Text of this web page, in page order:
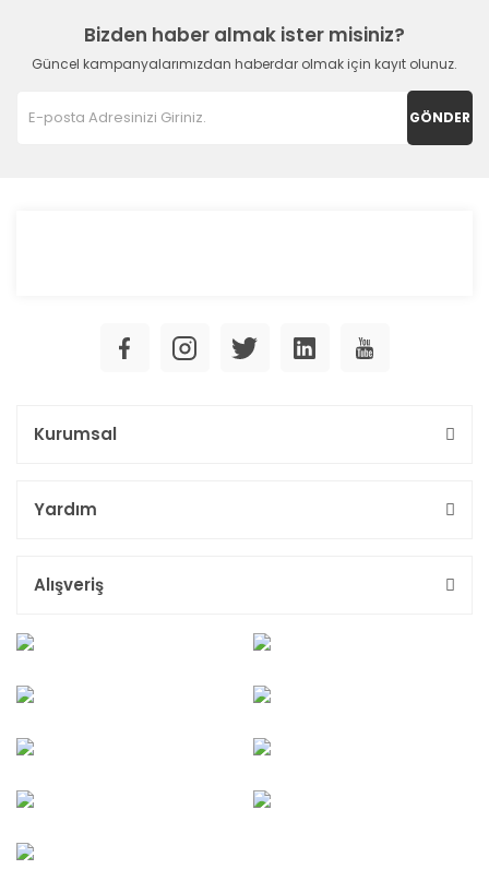
Bizden haber almak ister misiniz?
Güncel kampanyalarımızdan haberdar olmak için kayıt olunuz.
GÖNDER
Kurumsal
Yardım
Alışveriş